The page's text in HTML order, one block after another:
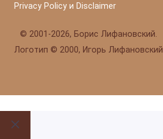
© 2001-2026, Борис Лифановский.
Логотип © 2000, Игорь Лифановский
Privacy Policy и Disclaimer